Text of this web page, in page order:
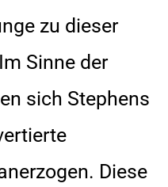
zu dieser
Sinne der
sich Stephens
Diese